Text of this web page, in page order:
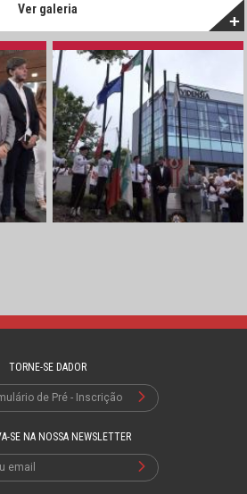
Ver galeria +
TORNE-SE DADOR
de Pré - Inscrição
SE NA NOSSA NEWSLETTER
email